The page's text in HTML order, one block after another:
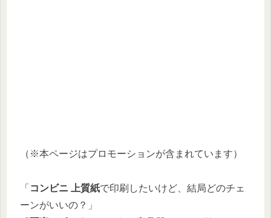
（※本ページはプロモーションが含まれています）
「 コンビニ 上質紙で印刷したいけど、結局どのチェ
ーンがいいの？」